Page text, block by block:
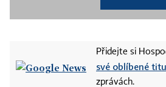
Přidejte si
své oblíbené
zprávách.